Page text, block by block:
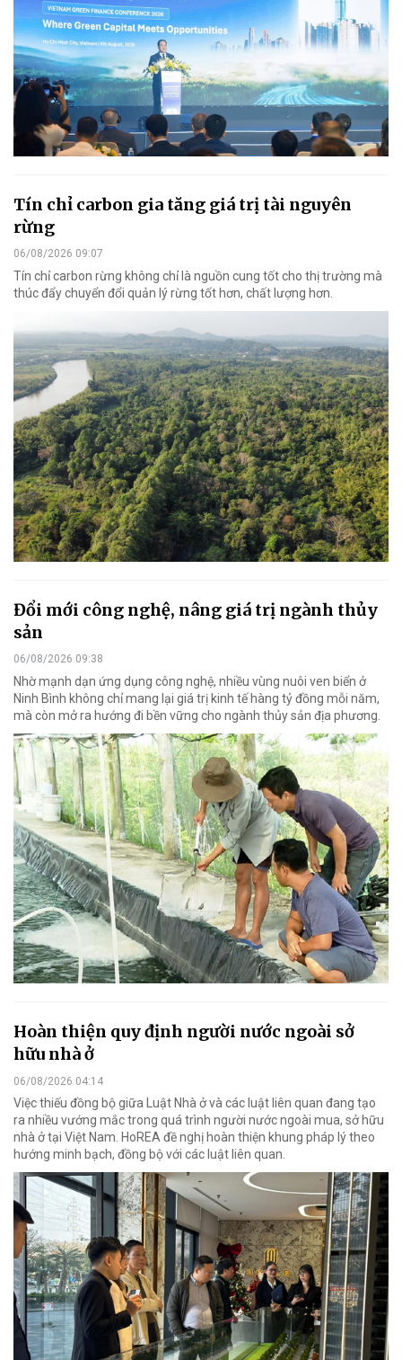
Tín chỉ carbon gia tăng giá trị tài nguyên
rừng
06/08/2026 09:07
Tín chỉ carbon rừng không chỉ là nguồn cung tốt cho thị trường mà
thúc đẩy chuyển đổi quản lý rừng tốt hơn, chất lượng hơn.
Đổi mới công nghệ, nâng giá trị ngành thủy
sản
06/08/2026 09:38
Nhờ mạnh dạn ứng dụng công nghệ, nhiều vùng nuôi ven biển ở
Ninh Bình không chỉ mang lại giá trị kinh tế hàng tỷ đồng mỗi năm,
mà còn mở ra hướng đi bền vững cho ngành thủy sản địa phương.
Hoàn thiện quy định người nước ngoài sở
hữu nhà ở
06/08/2026 04:14
Việc thiếu đồng bộ giữa Luật Nhà ở và các luật liên quan đang tạo
ra nhiều vướng mắc trong quá trình người nước ngoài mua, sở hữu
nhà ở tại Việt Nam. HoREA đề nghị hoàn thiện khung pháp lý theo
hướng minh bạch, đồng bộ với các luật liên quan.